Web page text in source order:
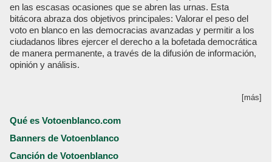
en las escasas ocasiones que se abren las urnas. Esta
bitácora abraza dos objetivos principales: Valorar el peso del
voto en blanco en las democracias avanzadas y permitir a los
ciudadanos libres ejercer el derecho a la bofetada democrática
de manera permanente, a través de la difusión de información,
opinión y análisis.
[más]
Qué es Votoenblanco.com
Banners de Votoenblanco
Canción de Votoenblanco